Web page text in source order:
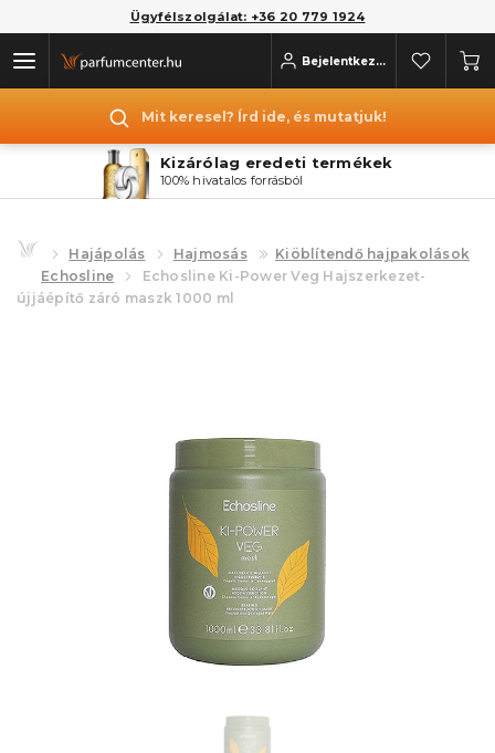
Ügyfélszolgálat: +36 20 779 1924
Bejelentkezés
Mit keresel? Írd ide, és mutatjuk!
Kizárólag eredeti termékek
100% hivatalos forrásból
Hajápolás Hajmosás
Kiöblítendő hajpakolások
Echosline
Echosline Ki-Power Veg Hajszerkezet-
újjáépítő záró maszk 1000 ml